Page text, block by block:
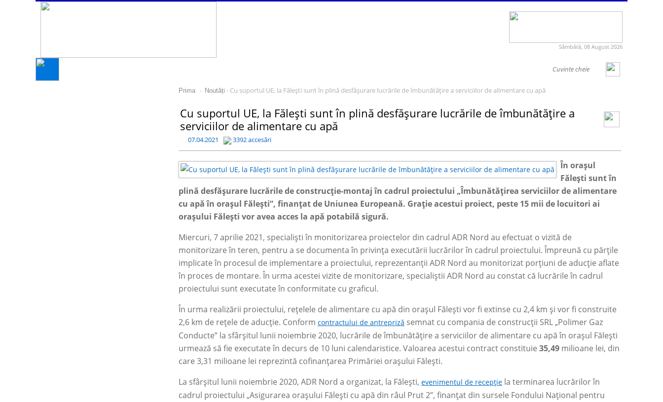
Sâmbătă, 08 August 2026
Prima - Noutăți - Cu suportul UE, la Fălești sunt în plină desfășurare lucrările de îmbunătățire a serviciilor de alimentare cu apă
Cu suportul UE, la Fălești sunt în plină desfășurare lucrările de îmbunătățire a
serviciilor de alimentare cu apă
07.04.2021 3392 accesări
În orașul
Fălești sunt în
plină desfășurare lucrările de construcție-montaj în cadrul proiectului „Îmbunătățirea serviciilor de alimentare
cu apă în orașul Fălești”, finanțat de Uniunea Europeană. Grație acestui proiect, peste 15 mii de locuitori ai
orașului Fălești vor avea acces la apă potabilă sigură.
Miercuri, 7 aprilie 2021, specialiști în monitorizarea proiectelor din cadrul ADR Nord au efectuat o vizită de
monitorizare în teren, pentru a se documenta în privința executării lucrărilor în cadrul proiectului. Împreună cu părțile
implicate în procesul de implementare a proiectului, reprezentanții ADR Nord au monitorizat porțiuni de aducție aflate
în proces de montare. În urma acestei vizite de monitorizare, specialiștii ADR Nord au constat că lucrările în cadrul
proiectului sunt executate în conformitate cu graficul.
În urma realizării proiectului, rețelele de alimentare cu apă din orașul Fălești vor fi extinse cu 2,4 km și vor fi construite
2,6 km de rețele de aducție. Conform contractului de antrepriză semnat cu compania de construcții SRL „Polimer Gaz
Conducte” la sfârșitul lunii noiembrie 2020, lucrările de îmbunătățire a serviciilor de alimentare cu apă în orașul Fălești
urmează să fie executate în decurs de 10 luni calendaristice. Valoarea acestui contract constituie 35,49 milioane lei, din
care 3,31 milioane lei reprezintă cofinanțarea Primăriei orașului Fălești.
La sfârșitul lunii noiembrie 2020, ADR Nord a organizat, la Fălești, evenimentul de recepție la terminarea lucrărilor în
cadrul proiectului „Asigurarea orașului Fălești cu apă din râul Prut 2”, finanțat din sursele Fondului Național pentru